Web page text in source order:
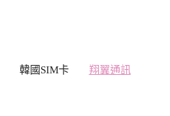
韓國SIM卡 翔翼通訊